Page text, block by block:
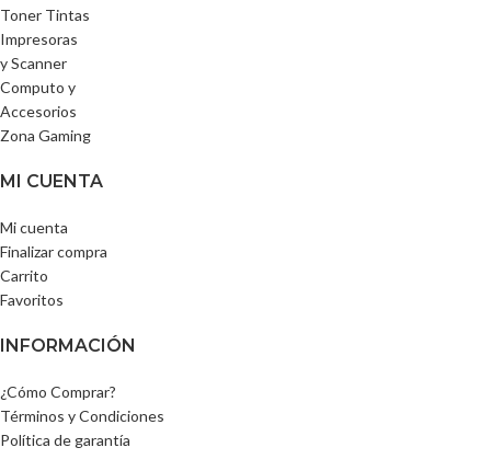
Toner Tintas
Impresoras
y Scanner
Computo y
Accesorios
Zona Gaming
MI CUENTA
Mi cuenta
Finalizar compra
Carrito
Favoritos
INFORMACIÓN
¿Cómo Comprar?
Términos y Condiciones
Política de garantía